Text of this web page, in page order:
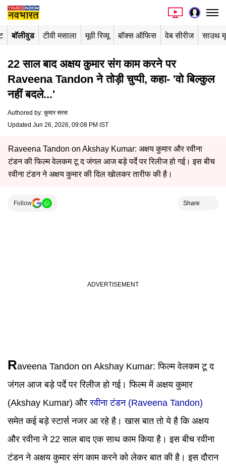
बॉलीवुड टीवी मसाला मूवी रिव्यू बॉक्स ऑफिस वेब सीरीज साउथ
22 साल बाद अक्षय कुमार संग काम करने पर
Raveena Tandon ने तोड़ी चुप्पी, कहा- 'वो बिल्कुल
नहीं बदले...'
Authored by: कुमार सरस
Updated Jun 26, 2026, 09:08 PM IST
Raveena Tandon on Akshay Kumar: अक्षय कुमार और रवीना
टंडन की फिल्म वेलकम टू द जंगल आज बड़े पर्दे पर रिलीज हो गई। इस बीच
रवीना टंडन ने अक्षय कुमार की दिल खोलकर तारीफ की है।
Follow Share
Raveena Tandon on Akshay Kumar: फिल्म वेलकम टू द
जंगल आज बड़े पर्दे पर रिलीज हो गई। फिल्म में अक्षय कुमार
(Akshay Kumar) औररवीना टंडन (Raveena Tandon)
समेत कई बड़े स्टार्स नजर आ रहे है। खास बात तो ये है कि अक्षय
और रवीना ने 22 साल बाद एक साथ काम किया है। इस बीच रवीना
टंडन ने अक्षय कुमार संग काम करने को लेकर बात की है। इस दौरान